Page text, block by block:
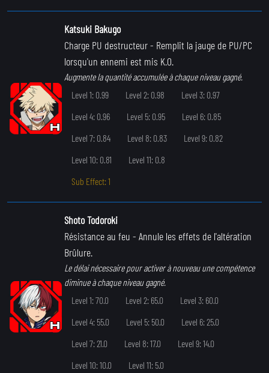
Katsuki Bakugo
Charge PU destructeur- Remplit la jauge de PU/PC
lorsqu'un ennemi est mis K.O.
Augmente la quantité accumulée à chaque niveau gagné.
Level 1: 0.99
Level 2: 0.98
Level 3: 0.97
Level 4: 0.96
Level 5: 0.95
Level 6: 0.85
Level 7: 0.84
Level 8: 0.83
Level 9: 0.82
Level 10: 0.81
Level 11: 0.8
Sub Effect: 1
Shoto Todoroki
Résistance au feu - Annule les effets de l'altération
Brûlure.
Le délai nécessaire pour activer à nouveau une compétence
diminue à chaque niveau gagné.
Level 1: 70.0
Level 2: 65.0
Level 3: 60.0
Level 4: 55.0
Level 5: 50.0
Level 6: 25.0
Level 7: 21.0
Level 8: 17.0
Level 9: 14.0
Level 10: 10.0
Level 11: 5.0